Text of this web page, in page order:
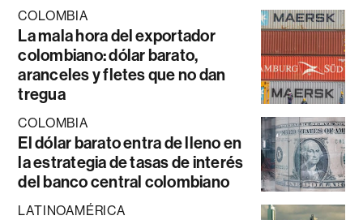
COLOMBIA
La mala hora del exportador
colombiano: dólar barato,
aranceles y fletes que no dan
tregua
COLOMBIA
El dólar barato entra de lleno en
la estrategia de tasas de interés
del banco central colombiano
LATINOAMÉRICA